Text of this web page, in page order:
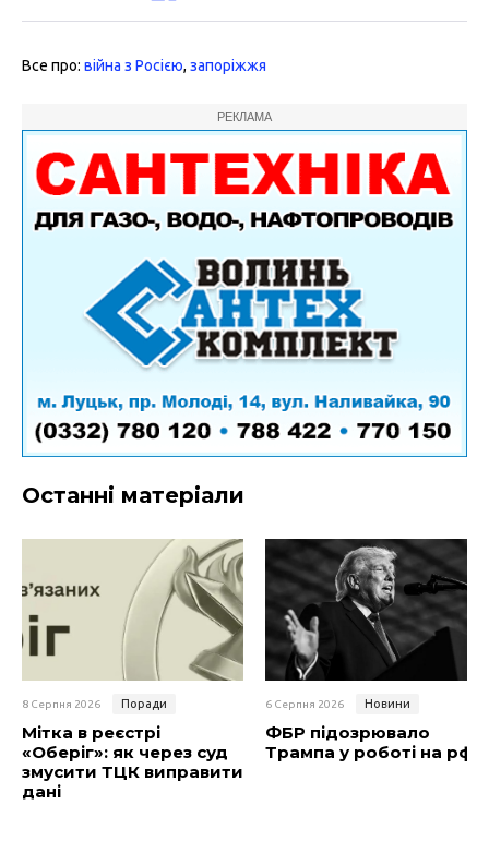
Все про: війна з Росією, запоріжжя
РЕКЛАМА
Останні матеріали
8 Серпня 2026 Поради
Мітка в реєстрі
«Оберіг»: як через суд
змусити ТЦК виправити
дані
6 Серпня 2026 Новини
ФБР підозрювало
Трампа у роботі на рф